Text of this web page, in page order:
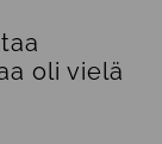
oli vielä